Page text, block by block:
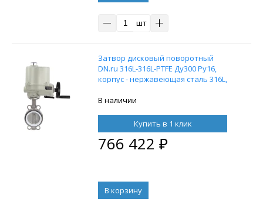
шт
Затвор дисковый поворотный
DN.ru 316L-316L-PTFE Ду300 Ру16,
корпус - нержавеющая сталь 316L,
уплотнение - PTFE, с
электроприводом ГЗ ОФВ-1200/30
380 В
В наличии
Купить в 1 клик
766 422 ₽
В корзину